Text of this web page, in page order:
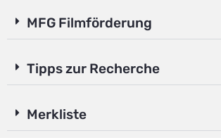
MFG Filmförderung
Tipps zur Recherche
Merkliste